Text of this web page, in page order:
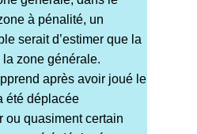
à pénalité, un
serait d’estimer que la
zone générale.
après avoir joué le
été déplacée
ou quasiment certain